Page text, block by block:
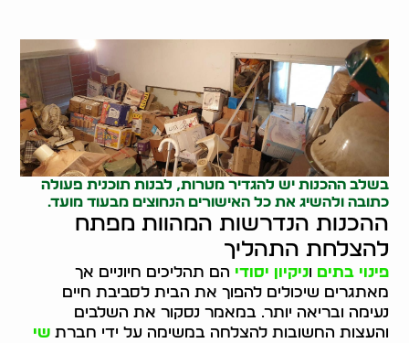
בשלב ההכנות יש להגדיר מטרות, לבנות תוכנית פעולה
כתובה ולהשיג את כל האישורים הנחוצים מבעוד מועד.
ההכנות הנדרשות המהוות מפתח
להצלחת התהליך
פינוי בתים וניקיון יסודי הם תהליכים חיוניים אך
מאתגרים שיכולים להפוך את הבית לסביבת חיים
נעימה ובריאה יותר. במאמר נסקור את השלבים
והעצות החשובות להצלחה במשימה על ידי חברתשי